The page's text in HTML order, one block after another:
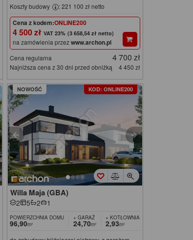
Koszty budowy
: 221 100 zł netto
Cena z kodem:ONLINE200
4 500 zł (3 658,54 zł netto)
na zamówienia przezwww.archon.pl
Cena regularna 4 700 zł
Najniższa cena z 30 dni przed obniżką 4 450 zł
NOWOŚĆ KOD: ONLINE200
Willa Maja (GBA)
2 5 2 1
POWIERZCHNIA DOMU
96,90m²
+ GARAŻ
24,70m²
+ KOTŁOWNIA
2,93m²